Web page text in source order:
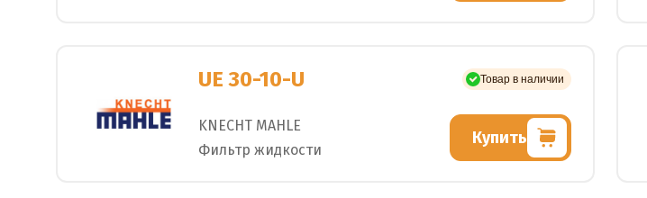
UE 30-10-U Товар в наличии
KNECHT MAHLE
Фильтр жидкости
Купить